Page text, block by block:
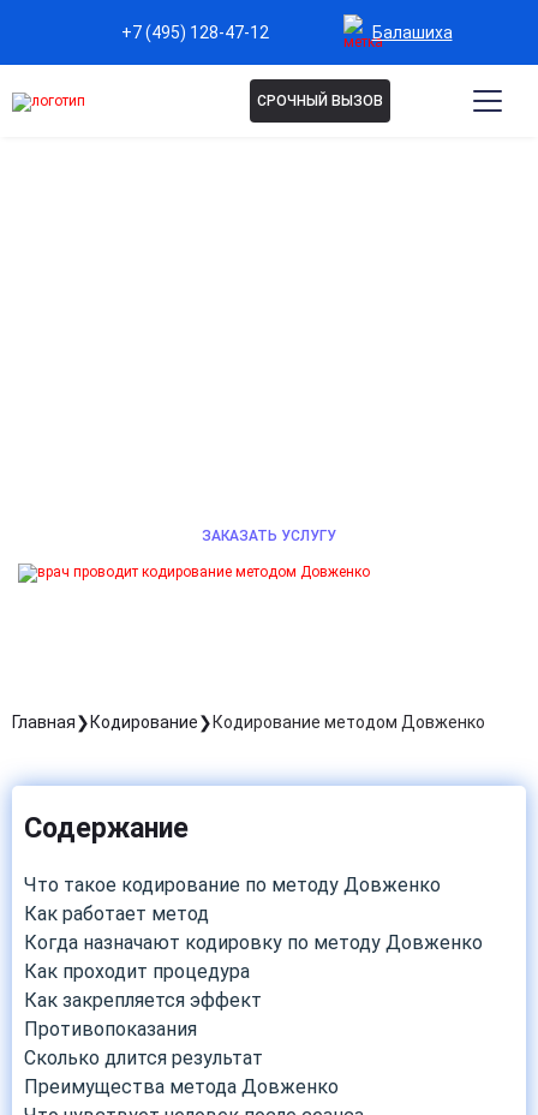
+7 (495) 128-47-12 Балашиха
СРОЧНЫЙ ВЫЗОВ
ЗАКАЗАТЬ УСЛУГУ
Главная Кодирование Кодирование методом Довженко
Содержание
Что такое кодирование по методу Довженко
Как работает метод
Когда назначают кодировку по методу Довженко
Как проходит процедура
Как закрепляется эффект
Противопоказания
Сколько длится результат
Преимущества метода Довженко